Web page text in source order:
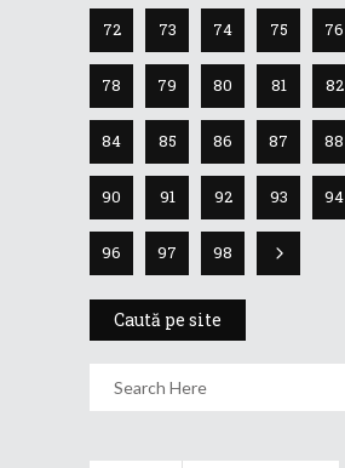
72 73 74 75 76
78 79 80 81 82
84 85 86 87 88
90 91 92 93 94
96 97 98
Caută pe site